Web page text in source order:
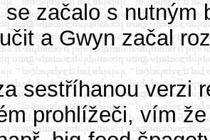
se začalo s nutným
a Gwyn začal
sestříhanou verzi
prohlížeči, vím